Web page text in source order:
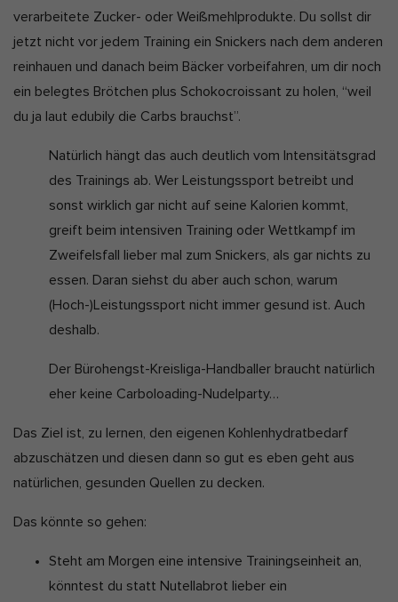
verarbeitete Zucker- oder Weißmehlprodukte. Du sollst dir
jetzt nicht vor jedem Training ein Snickers nach dem anderen
reinhauen und danach beim Bäcker vorbeifahren, um dir noch
ein belegtes Brötchen plus Schokocroissant zu holen, “weil
du ja laut edubily die Carbs brauchst”.
Natürlich hängt das auch deutlich vom Intensitätsgrad
des Trainings ab. Wer Leistungssport betreibt und
sonst wirklich gar nicht auf seine Kalorien kommt,
greift beim intensiven Training oder Wettkampf im
Zweifelsfall lieber mal zum Snickers, als gar nichts zu
essen. Daran siehst du aber auch schon, warum
(Hoch-)Leistungssport nicht immer gesund ist. Auch
deshalb.
Der Bürohengst-Kreisliga-Handballer braucht natürlich
eher keine Carboloading-Nudelparty…
Das Ziel ist, zu lernen, den eigenen Kohlenhydratbedarf
abzuschätzen und diesen dann so gut es eben geht aus
natürlichen, gesunden Quellen zu decken.
Das könnte so gehen:
Steht am Morgen eine intensive Trainingseinheit an,
könntest du statt Nutellabrot lieber ein